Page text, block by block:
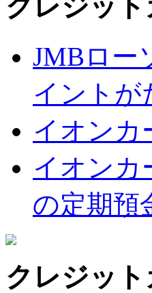
クレジッ
JMBロー
イントが
イオンカ
イオンカ
の定期預
クレジッ